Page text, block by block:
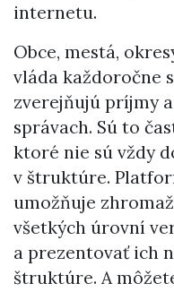
internetu.
Obce, mestá,
vláda každoročne
zverejňujú príjmy
správach. Sú to
ktoré nie sú vždy
v štruktúre.
umožňuje
všetkých úrovní
a prezentovať ich
štruktúre. A